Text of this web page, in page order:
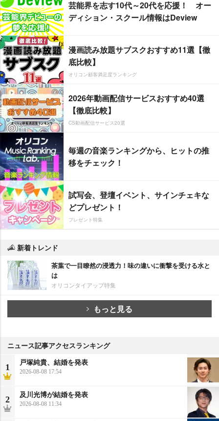
芸能界を志す10代～20代を応援！ オー
ディション・スクール情報はDeview
漫画読み放題サブスクおすすめ11選【徹
底比較】
オリコン顧客満足度ランキング
2026年動画配信サービスおすすめ40選
【徹底比較】
CS動画配信サービス20選
毎週の音楽ランキングから、ヒットの推
移をチェック！
試写会、登壇イベント、サインチェキな
どプレゼント！
プレゼント特集
新着トレンド
茶葉で一目瞭然の浸透力！味の違いに衝撃を受ける水と
は
オリコンタイアップ特集
もっと見る
ニュース記事アクセスランキング
1
戸塚純貴、結婚を発表
2026-08-08 17:54
2
及川光博が結婚を発表
2026-08-08 11:34